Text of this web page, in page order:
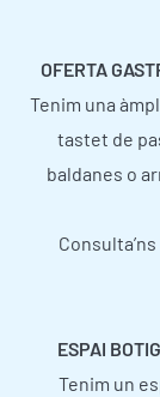
OFERTA
Tenim una
tastet de
baldanes o
ESPAI
Tenim un